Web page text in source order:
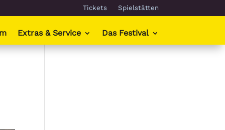
Tickets Spielstätten
Extras & Service Das Festival